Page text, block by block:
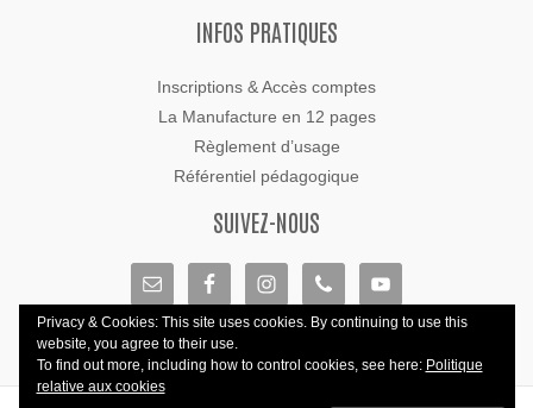
INFOS PRATIQUES
Inscriptions & Accès comptes
La Manufacture en 12 pages
Règlement d’usage
Référentiel pédagogique
SUIVEZ-NOUS
Privacy & Cookies: This site uses cookies. By continuing to use this
website, you agree to their use.
To find out more, including how to control cookies, see here: Politique
relative aux cookies